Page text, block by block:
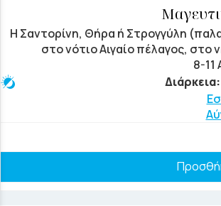
Η Σαντορίνη, Θήρα ή Στρογγύλη
στο νότιο Αιγαίο πέλαγος,
8-11
Διάρκεια: